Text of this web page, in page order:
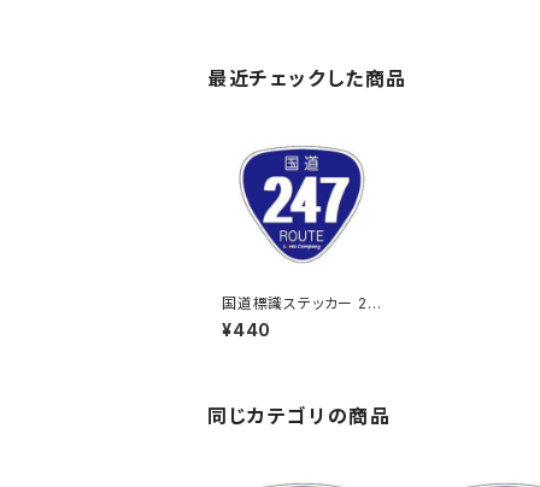
最近チェックした商品
国道標識ステッカー 24
7号線
¥440
同じカテゴリの商品